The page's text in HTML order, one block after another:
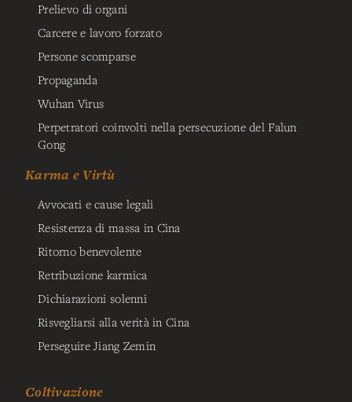
Prelievo di organi
Carcere e lavoro forzato
Persone scomparse
Propaganda
Wuhan Virus
Perpetratori coinvolti nella persecuzione del Falun
Gong
Karma e Virtù
Avvocati e cause legali
Resistenza di massa in Cina
Ritorno benevolente
Retribuzione karmica
Dichiarazioni solenni
Risvegliarsi alla verità in Cina
Perseguire Jiang Zemin
Coltivazione